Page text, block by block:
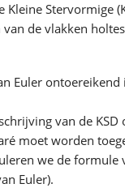
Stervormige
de vlakken
Euler ontoereikend
van de KSD
moet worden
we de formule
Euler).